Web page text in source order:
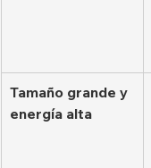
Tamaño grande y
energía alta